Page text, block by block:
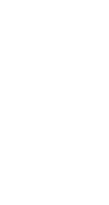
Tropical
Intense